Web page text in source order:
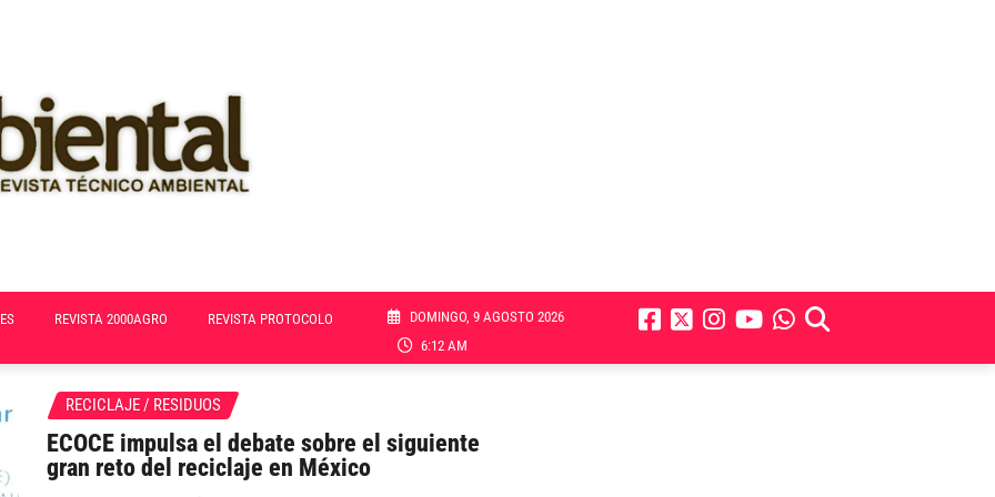
REVISTA 2000AGRO REVISTA PROTOCOLO
DOMINGO, 9 AGOSTO 2026
6:12 AM
RECICLAJE / RESIDUOS
ECOCE impulsa el debate sobre el siguiente
gran reto del reciclaje en México